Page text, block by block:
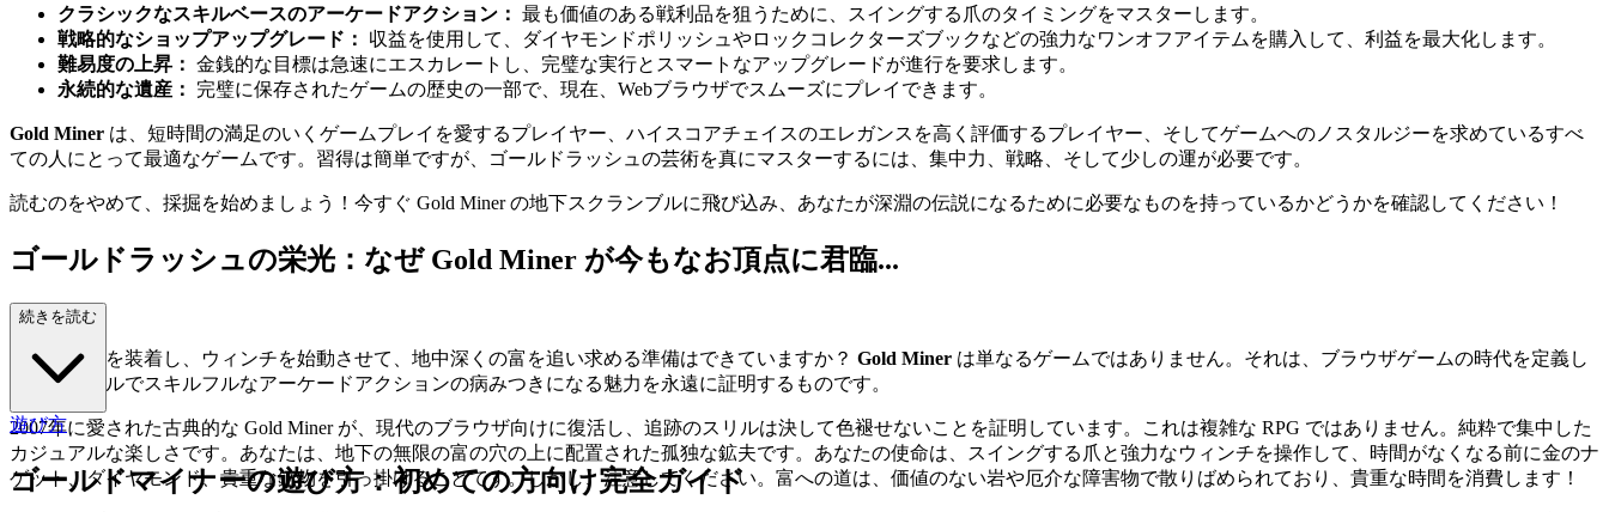
クラシックなスキルベースのアーケードアクション： 最も価値のある戦利品を狙うために、スイングする爪のタイミングをマスターします。
戦略的なショップアップグレード：
収益を使用して、ダイヤモンドポリッシュやロックコレクターズブックなどの強力なワンオフアイテムを購入して、利益を最大化します。
難易度の上昇： 金銭的な目標は急速にエスカレートし、完璧な実行とスマートなアップグレードが進行を要求します。
永続的な遺産：
完璧に保存されたゲームの歴史の一部で、現在、Webブラウザでスムーズにプレイできます。
Gold Miner は、短時間の満足のいくゲームプレイを愛するプレイヤー、ハイスコアチェイスのエレガンスを高く評価するプレイヤー、そしてゲームへのノスタルジーを求めているすべ
ての人にとって最適なゲームです。習得は簡単ですが、ゴールドラッシュの芸術を真にマスターするには、集中力、戦略、そして少しの運が必要です。
読むのをやめて、採掘を始めましょう！今すぐ Gold Miner の地下スクランブルに飛び込み、あなたが深淵の伝説になるために必要なものを持っているかどうかを確認してください！
ゴールドラッシュの栄光：なぜ Gold Miner が今もなお頂点に君臨...
するのか
ヘルメットを装着し、ウィンチを始動させて、地中深くの富を追い求める準備はできていますか？ Gold Miner は単なるゲームではありません。それは、ブラウザゲームの時代を定義し
た、シンプルでスキルフルなアーケードアクションの病みつきになる魅力を永遠に証明するものです。
2007年に愛された古典的な Gold Miner が、現代のブラウザ向けに復活し、追跡のスリルは決して色褪せないことを証明しています。これは複雑な RPG ではありません。純粋で集中した
カジュアルな楽しさです。あなたは、地下の無限の富の穴の上に配置された孤独な鉱夫です。あなたの使命は、スイングする爪と強力なウィンチを操作して、時間がなくなる前に金のナ
ゲット、ダイヤモンド、貴重な鉱物を引っ掛けることです。しかし、注意してください。富への道は、価値のない岩や厄介な障害物で散りばめられており、貴重な時間を消費します！
続きを読む
遊び方
ゴールドマイナーの遊び方：初めての方向け完全ガイド